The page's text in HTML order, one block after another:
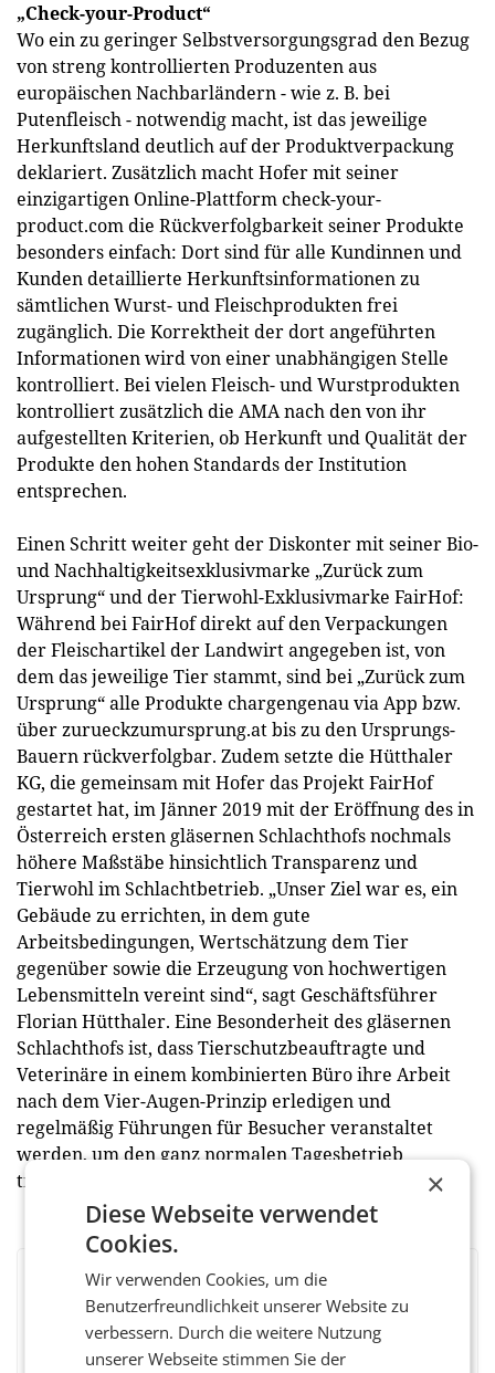
„Check-your-Product“
Wo ein zu geringer Selbstversorgungsgrad den Bezug
von streng kontrollierten Produzenten aus
europäischen Nachbarländern - wie z. B. bei
Putenfleisch - notwendig macht, ist das jeweilige
Herkunftsland deutlich auf der Produktverpackung
deklariert. Zusätzlich macht Hofer mit seiner
einzigartigen Online-Plattform check-your-
product.com die Rückverfolgbarkeit seiner Produkte
besonders einfach: Dort sind für alle Kundinnen und
Kunden detaillierte Herkunftsinformationen zu
sämtlichen Wurst- und Fleischprodukten frei
zugänglich. Die Korrektheit der dort angeführten
Informationen wird von einer unabhängigen Stelle
kontrolliert. Bei vielen Fleisch- und Wurstprodukten
kontrolliert zusätzlich die AMA nach den von ihr
aufgestellten Kriterien, ob Herkunft und Qualität der
Produkte den hohen Standards der Institution
entsprechen.
Einen Schritt weiter geht der Diskonter mit seiner Bio-
und Nachhaltigkeitsexklusivmarke „Zurück zum
Ursprung“ und der Tierwohl-Exklusivmarke FairHof:
Während bei FairHof direkt auf den Verpackungen
der Fleischartikel der Landwirt angegeben ist, von
dem das jeweilige Tier stammt, sind bei „Zurück zum
Ursprung“ alle Produkte chargengenau via App bzw.
über zurueckzumursprung.at bis zu den Ursprungs-
Bauern rückverfolgbar. Zudem setzte die Hütthaler
KG, die gemeinsam mit Hofer das Projekt FairHof
gestartet hat, im Jänner 2019 mit der Eröffnung des in
Österreich ersten gläsernen Schlachthofs nochmals
höhere Maßstäbe hinsichtlich Transparenz und
Tierwohl im Schlachtbetrieb. „Unser Ziel war es, ein
Gebäude zu errichten, in dem gute
Arbeitsbedingungen, Wertschätzung dem Tier
gegenüber sowie die Erzeugung von hochwertigen
Lebensmitteln vereint sind“, sagt Geschäftsführer
Florian Hütthaler. Eine Besonderheit des gläsernen
Schlachthofs ist, dass Tierschutzbeauftragte und
Veterinäre in einem kombinierten Büro ihre Arbeit
nach dem Vier-Augen-Prinzip erledigen und
regelmäßig Führungen für Besucher veranstaltet
werden, um den ganz normalen Tagesbetrieb
transparent beobachten zu können. (red)
BEWERTEN SIE DIESEN ARTIKEL
×
Diese Webseite verwendet
Cookies.
Wir verwenden Cookies, um die
Benutzerfreundlichkeit unserer Website zu
verbessern. Durch die weitere Nutzung
unserer Webseite stimmen Sie der